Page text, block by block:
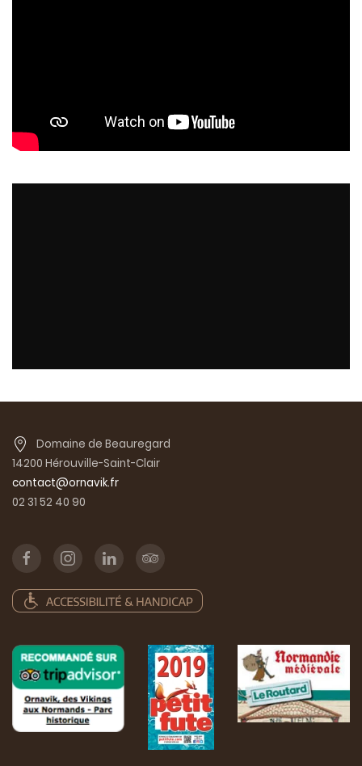
Domaine de Beauregard
14200 Hérouville-Saint-Clair
contact@ornavik.fr
02 31 52 40 90